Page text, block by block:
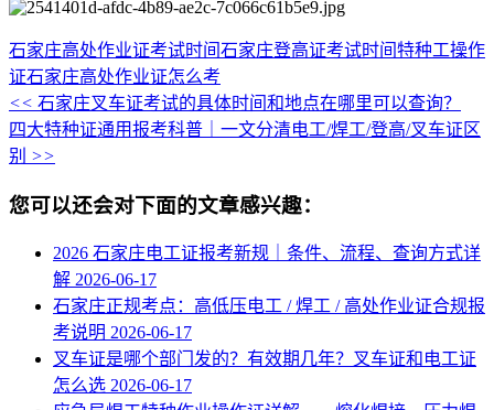
石家庄高处作业证考试时间石家庄登高证考试时间特种工操作
证石家庄高处作业证怎么考
<< 石家庄叉车证考试的具体时间和地点在哪里可以查询？
四大特种证通用报考科普｜一文分清电工/焊工/登高/叉车证区
别 >>
您可以还会对下面的文章感兴趣：
2026 石家庄电工证报考新规｜条件、流程、查询方式详
解 2026-06-17
石家庄正规考点：高低压电工 / 焊工 / 高处作业证合规报
考说明 2026-06-17
叉车证是哪个部门发的？有效期几年？叉车证和电工证
怎么选 2026-06-17